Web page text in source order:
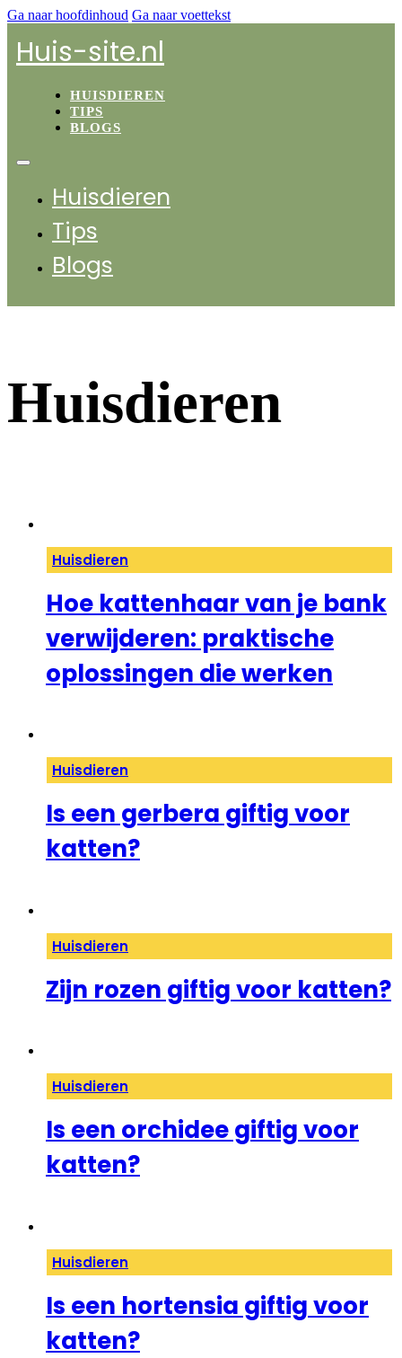
Ga naar hoofdinhoud Ga naar voettekst
Huis-site.nl
HUISDIEREN
TIPS
BLOGS
Huisdieren
Tips
Blogs
Huisdieren
Huisdieren
Hoe kattenhaar van je bank
verwijderen: praktische
oplossingen die werken
Huisdieren
Is een gerbera giftig voor
katten?
Huisdieren
Zijn rozen giftig voor katten?
Huisdieren
Is een orchidee giftig voor
katten?
Huisdieren
Is een hortensia giftig voor
katten?